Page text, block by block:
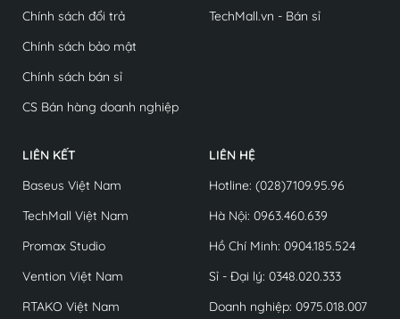
Chính sách đổi trả
Chính sách bảo mật
Chính sách bán sỉ
CS Bán hàng doanh nghiệp
TechMall.vn - Bán sỉ
LIÊN KẾT
Baseus Việt Nam
TechMall Việt Nam
Promax Studio
Vention Việt Nam
RTAKO Việt Nam
LIÊN HỆ
Hotline: (028)7109.95.96
Hà Nội: 0963.460.639
Hồ Chí Minh: 0904.185.524
Sỉ - Đại lý: 0348.020.333
Doanh nghiệp: 0975.018.007